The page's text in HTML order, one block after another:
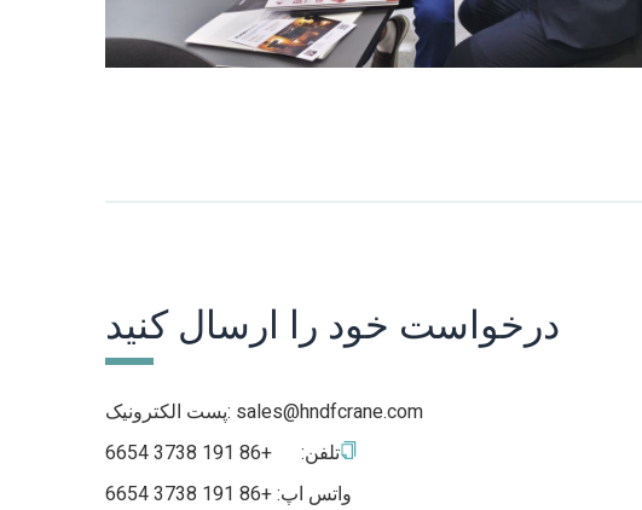
درخواست خود را ارسال کنید
پست الکترونیک: sales@hndfcrane.com
تلفن:
+86 191 3738 6654
واتس اپ:+86 191 3738 6654